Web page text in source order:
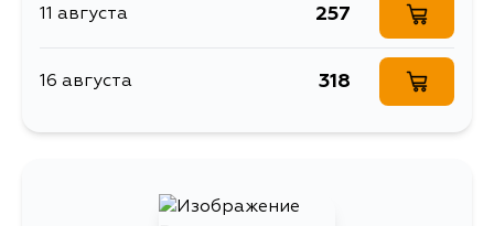
11 августа 257
16 августа 318